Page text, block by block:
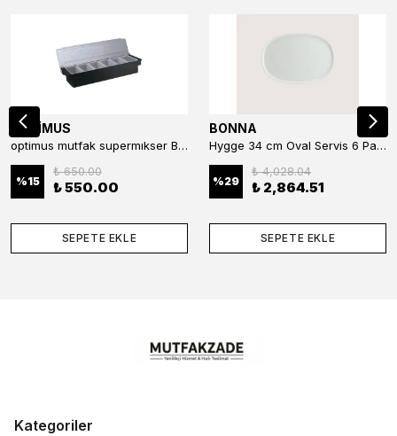
OPTİMUS
optimus mutfak supermıkser Bar Konteyner 6'lı 50×16×9 cm Kapaklı Polikarbon Organizer Bar & Kafe
%15
₺ 650.00
₺ 550.00
SEPETE EKLE
BONNA
Hygge 34 cm Oval Servis 6 Parça
%29
₺ 4,028.04
₺ 2,864.51
SEPETE EKLE
Kategoriler